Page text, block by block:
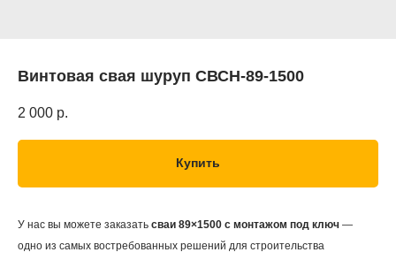
Винтовая свая шуруп СВСН-89-1500
2 000 р.
Купить
У нас вы можете заказать сваи 89×1500 с монтажом под ключ —
одно из самых востребованных решений для строительства